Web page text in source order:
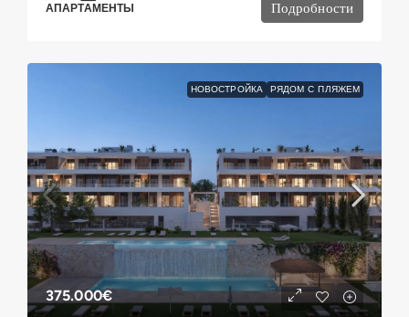
АПАРТАМЕНТЫ Подробности
НОВОСТРОЙКА РЯДОМ С ПЛЯЖЕМ
375.000€